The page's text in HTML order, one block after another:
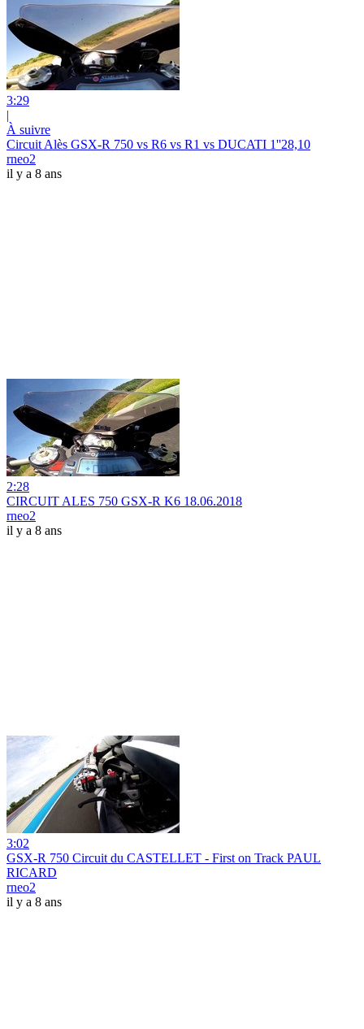
3:29
|
À suivre
Circuit Alès GSX-R 750 vs R6 vs R1 vs DUCATI 1''28,10
rneo2
il y a 8 ans
2:28
CIRCUIT ALES 750 GSX-R K6 18.06.2018
rneo2
il y a 8 ans
3:02
GSX-R 750 Circuit du CASTELLET - First on Track PAUL
RICARD
rneo2
il y a 8 ans